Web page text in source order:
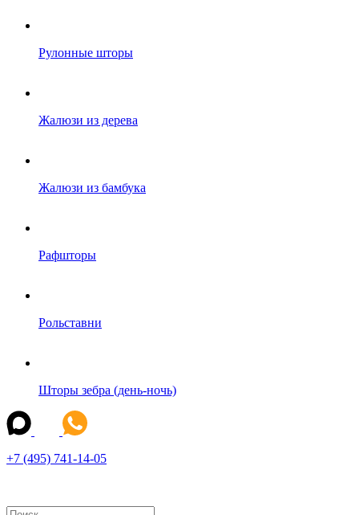
Рулонные шторы
Жалюзи из дерева
Жалюзи из бамбука
Рафшторы
Рольставни
Шторы зебра (день-ночь)
+7 (495) 741-14-05